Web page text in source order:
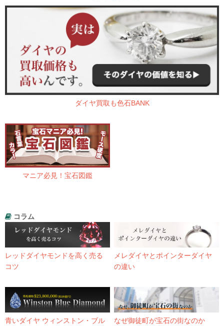
ダイヤ買取も色石BANK
マニア必見！宝石図鑑
コラム
レッドダイヤモンドを高く売る
コツ
メレダイヤとポインターダイヤ
の違い
青いダイヤ ウィンストン・ブル
なぜ御徒町が宝石の街なのか